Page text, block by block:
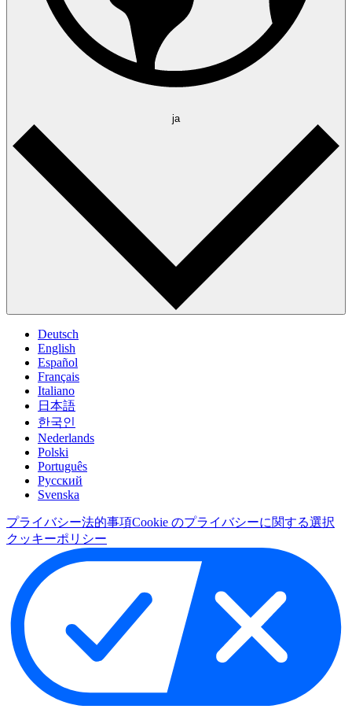
ja
Deutsch
English
Español
Français
Italiano
日本語
한국인
Nederlands
Polski
Português
Pусский
Svenska
プライバシー法的事項Cookie のプライバシーに関する選択
クッキーポリシー